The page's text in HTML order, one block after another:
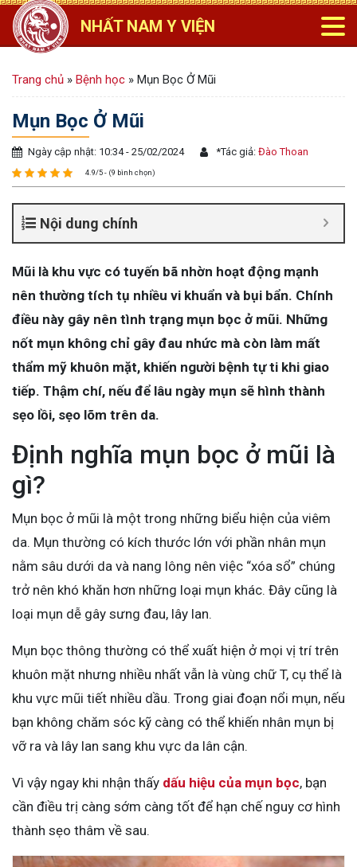
NHẤT NAM Y VIỆN
Trang chủ » Bệnh học » Mụn Bọc Ở Mũi
Mụn Bọc Ở Mũi
Ngày cập nhật: 10:34 - 25/02/2024 *Tác giả: Đào Thoan
4.9/5 - (9 bình chọn)
Nội dung chính
Mũi là khu vực có tuyến bã nhờn hoạt động mạnh
nên thường tích tụ nhiều vi khuẩn và bụi bẩn. Chính
điều này gây nên tình trạng mụn bọc ở mũi. Những
nốt mụn không chỉ gây đau nhức mà còn làm mất
thẩm mỹ khuôn mặt, khiến người bệnh tự ti khi giao
tiếp. Thậm chí, nếu để lâu ngày mụn sẽ hình thành
sẹo lồi, sẹo lõm trên da.
Định nghĩa mụn bọc ở mũi là
gì?
Mụn bọc ở mũi là một trong những biểu hiện của viêm
da. Mụn thường có kích thước lớn với phần nhân mụn
nằm sâu dưới da và nang lông nên việc “xóa sổ” chúng
trở nên khó khăn hơn những loại mụn khác. Đây cũng là
loại mụn dễ gây sưng đau, lây lan.
Mụn bọc thông thường có thể xuất hiện ở mọi vị trí trên
khuôn mặt nhưng nhiều nhất vẫn là vùng chữ T, cụ thể là
khu vực mũi tiết nhiều dầu. Trong giai đoạn nổi mụn, nếu
bạn không chăm sóc kỹ càng có thể khiến nhân mụn bị
vỡ ra và lây lan sang khu vực da lân cận.
Vì vậy ngay khi nhận thấy dấu hiệu của mụn bọc, bạn
cần điều trị càng sớm càng tốt để hạn chế nguy cơ hình
thành sẹo thâm về sau.